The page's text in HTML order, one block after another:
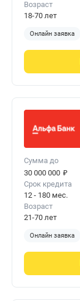
Возраст
18-70 лет
Онлайн заявка
Сумма до
30 000 000 ₽
Срок кредита
12 - 180 мес.
Возраст
21-70 лет
Онлайн заявка